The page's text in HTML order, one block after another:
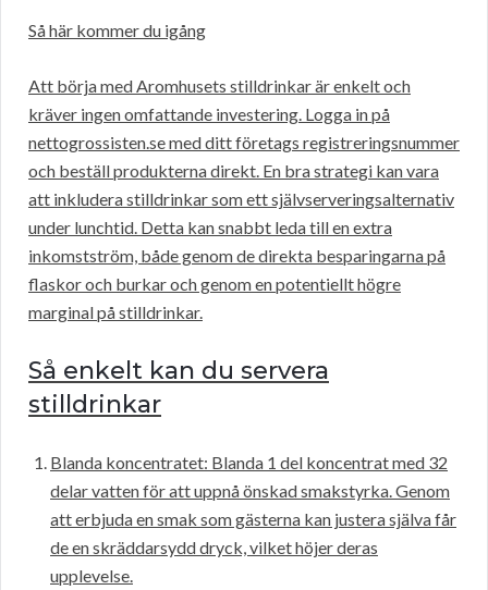
Så här kommer du igång
Att börja med Aromhusets stilldrinkar är enkelt och
kräver ingen omfattande investering. Logga in på
nettogrossisten.se med ditt företags registreringsnummer
och beställ produkterna direkt. En bra strategi kan vara
att inkludera stilldrinkar som ett självserveringsalternativ
under lunchtid. Detta kan snabbt leda till en extra
inkomstström, både genom de direkta besparingarna på
flaskor och burkar och genom en potentiellt högre
marginal på stilldrinkar.
Så enkelt kan du servera
stilldrinkar
Blanda koncentratet: Blanda 1 del koncentrat med 32
delar vatten för att uppnå önskad smakstyrka. Genom
att erbjuda en smak som gästerna kan justera själva får
de en skräddarsydd dryck, vilket höjer deras
upplevelse.